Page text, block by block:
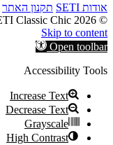
אודות SETI תקנון האתר
© 2026 SETI Classic Chic
Skip to content
Open toolbar
Accessibility Tools
Increase Text
Decrease Text
Grayscale
High Contrast